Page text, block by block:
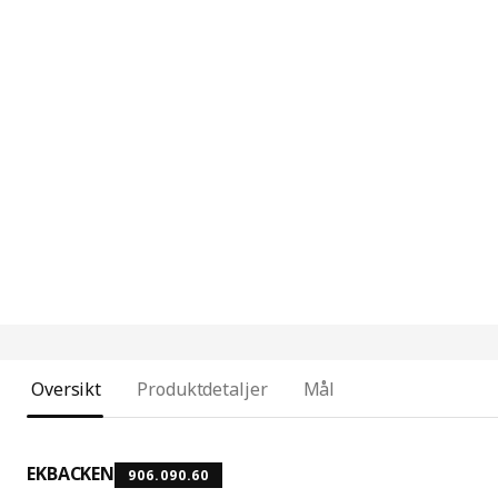
Oversikt Produktdetaljer Mål
EKBACKEN 906.090.60